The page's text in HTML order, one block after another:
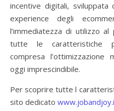
incentive digitali,
experience degli
l’immediatezza di utilizzo
tutte le caratteristiche
compresa l’ottimizzazione
oggi imprescindibile.
Per scoprire tutte l
sito dedicato